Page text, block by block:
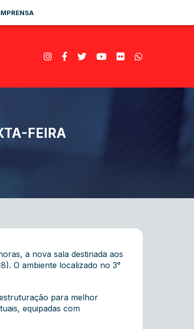
FEIRA
a nova sala destinada aos
O ambiente localizado no 3°
para melhor
equipadas com